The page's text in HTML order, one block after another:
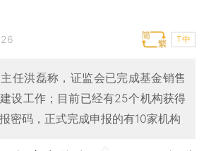
T中
任洪磊称，证监会已完成基金销售
设工作；目前已经有25个机构获得
密码，正式完成申报的有10家机构